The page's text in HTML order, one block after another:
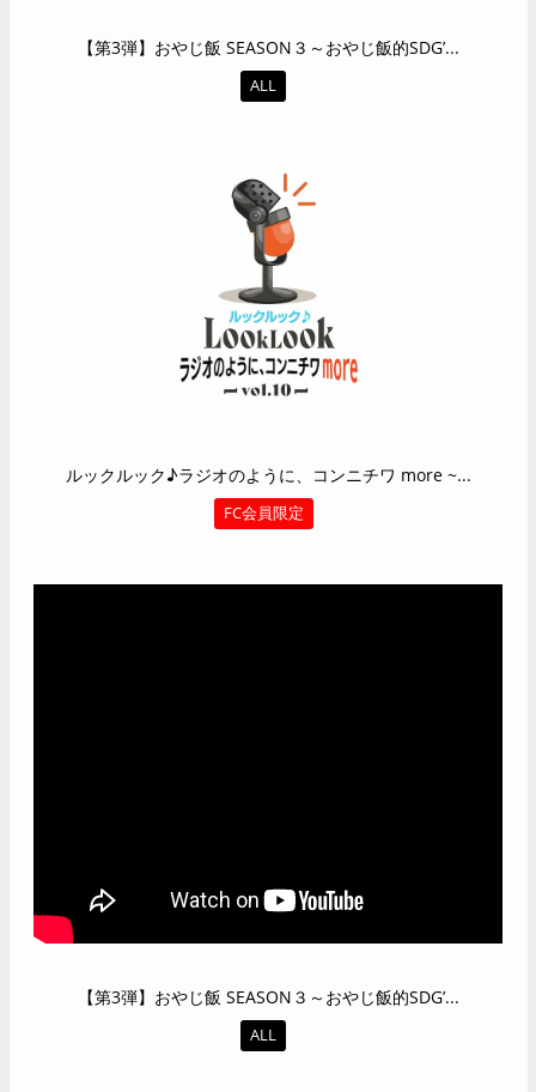
【第3弾】おやじ飯 SEASON３～おやじ飯的SDG’...
ALL
ルックルック♪ラジオのように、コンニチワ more ~...
FC会員限定
【第3弾】おやじ飯 SEASON３～おやじ飯的SDG’...
ALL